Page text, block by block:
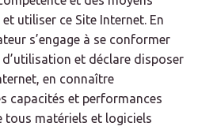
utiliser ce Site Internet. En
s’engage à se conformer
et déclare disposer
en connaître
capacités et performances
tous matériels et logiciels